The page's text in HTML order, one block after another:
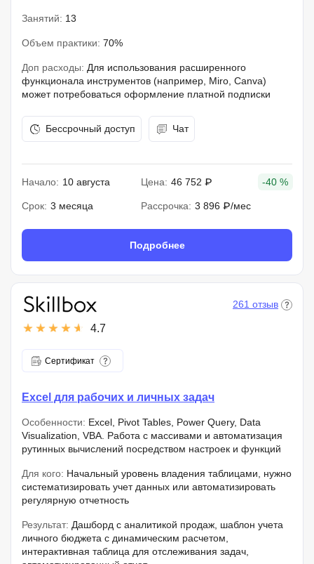
Занятий: 13
Объем практики: 70%
Доп расходы: Для использования расширенного
функционала инструментов (например, Miro, Canva)
может потребоваться оформление платной подписки
Бессрочный доступ Чат
Начало: 10 августа Цена: 46 752 ₽ -40 %
Срок: 3 месяца Рассрочка: 3 896 ₽/мес
Подробнее
4.7
261 отзыв
Сертификат
Excel для рабочих и личных задач
Особенности: Excel, Pivot Tables, Power Query, Data
Visualization, VBA. Работа с массивами и автоматизация
рутинных вычислений посредством настроек и функций
Для кого: Начальный уровень владения таблицами, нужно
систематизировать учет данных или автоматизировать
регулярную отчетность
Результат: Дашборд с аналитикой продаж, шаблон учета
личного бюджета с динамическим расчетом,
интерактивная таблица для отслеживания задач,